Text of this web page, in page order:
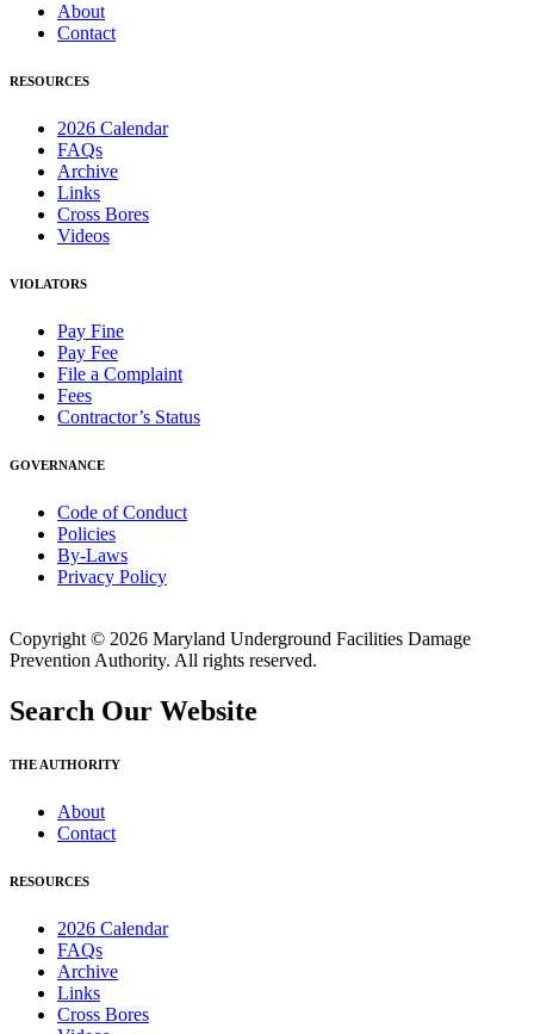
About
Contact
RESOURCES
2026 Calendar
FAQs
Archive
Links
Cross Bores
Videos
VIOLATORS
Pay Fine
Pay Fee
File a Complaint
Fees
Contractor’s Status
GOVERNANCE
Code of Conduct
Policies
By-Laws
Privacy Policy
Copyright © 2026 Maryland Underground Facilities Damage
Prevention Authority. All rights reserved.
Search Our Website
THE AUTHORITY
About
Contact
RESOURCES
2026 Calendar
FAQs
Archive
Links
Cross Bores